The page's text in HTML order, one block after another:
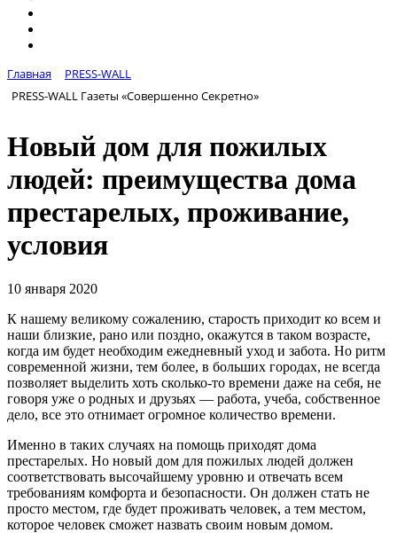
Главная
PRESS-WALL
PRESS-WALL Газеты «Совершенно Секретно»
Новый дом для пожилых
людей: преимущества дома
престарелых, проживание,
условия
10 января 2020
К нашему великому сожалению, старость приходит ко всем и
наши близкие, рано или поздно, окажутся в таком возрасте,
когда им будет необходим ежедневный уход и забота. Но ритм
современной жизни, тем более, в больших городах, не всегда
позволяет выделить хоть сколько-то времени даже на себя, не
говоря уже о родных и друзьях — работа, учеба, собственное
дело, все это отнимает огромное количество времени.
Именно в таких случаях на помощь приходят дома
престарелых. Но новый дом для пожилых людей должен
соответствовать высочайшему уровню и отвечать всем
требованиям комфорта и безопасности. Он должен стать не
просто местом, где будет проживать человек, а тем местом,
которое человек сможет назвать своим новым домом.